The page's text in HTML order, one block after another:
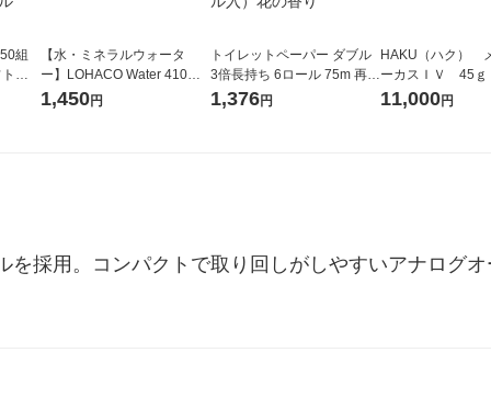
組
パ
【水・ミネラルウォータ
ー】LOHACO Water 410ml
1箱（20本入）ラベルレス
1,450円
トイレットペーパー ダブル
3倍長持ち 6ロール 75m 再生
紙配合 スコッティフラワー
1,376円
HAKU（ハク）
ーカスＩＶ 45
堂 おまけ付き
11,000円
を採用。コンパクトで取り回しがしやすいアナログ